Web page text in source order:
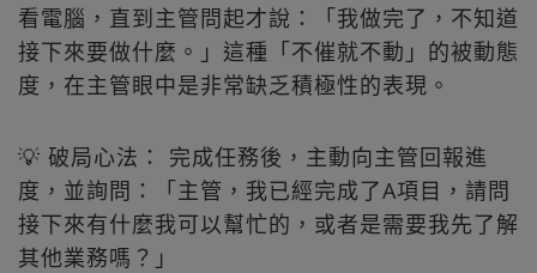
看電腦，直到主管問起才說：「我做完了，不知道
接下來要做什麼。」這種「不催就不動」的被動態
度，在主管眼中是非常缺乏積極性的表現。
💡 破局心法： 完成任務後，主動向主管回報進
度，並詢問：「主管，我已經完成了A項目，請問
接下來有什麼我可以幫忙的，或者是需要我先了解
其他業務嗎？」